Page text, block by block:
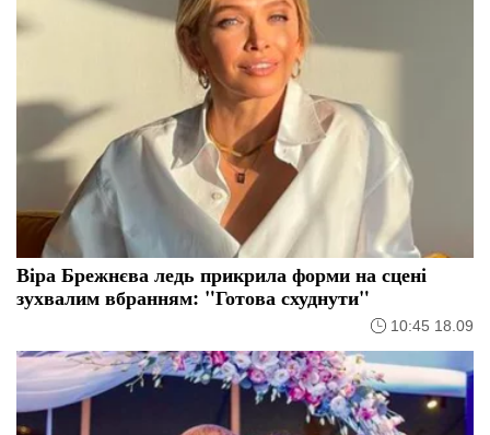
Віра Брежнєва ледь прикрила форми на сцені
зухвалим вбранням: "Готова схуднути"
10:45 18.09